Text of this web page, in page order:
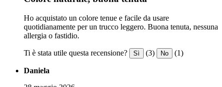
Ho acquistato un colore tenue e facile da usare
quotidianamente per un trucco leggero. Buona tenuta, nessuna
allergia o fastidio.
Ti è stata utile questa recensione? Sì (3) No (1)
Daniela